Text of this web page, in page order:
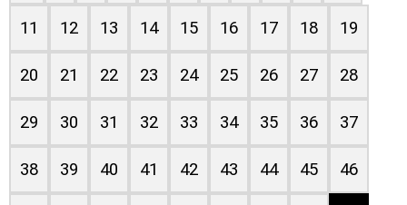
11 12 13 14 15 16 17 18 19
20 21 22 23 24 25 26 27 28
29 30 31 32 33 34 35 36 37
38 39 40 41 42 43 44 45 46